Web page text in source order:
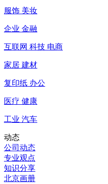
服饰 美妆
企业 金融
互联网 科技 电商
家居 建材
复印纸 办公
医疗 健康
工业 汽车
动态
公司动态
专业观点
知识分享
北京画册